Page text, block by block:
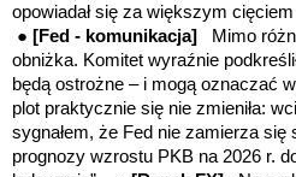
opowiadał się za większym
● [Fed - komunikacja]
Mimo
obniżka. Komitet wyraźnie
będą ostrożne – i mogą oznaczać
plot praktycznie się nie zmieniła:
sygnałem, że Fed nie zamierza
prognozy wzrostu PKB na 2026 r.